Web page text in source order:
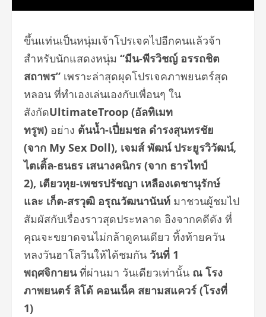
ขึ้นแท่นเป็นหนุ่มเจ้าโปรเจคไปอีกคนแล้วจ้า
สำหรับนักแสดงหนุ่ม “มีน-พีรวิชญ์ อรรถชิต
สถาพร” เพราะล่าสุดผุดโปรเจคภาพยนตร์สุด
หลอน ที่ทำเองเล่นเองกับเพื่อนๆ ใน
สังกัดUltimateTroop (อัลทิเมท
ทรูพ) อย่าง ต้นน้ำ-เปี่ยมชล ดำรงสุนทรชัย
(จาก My Sex Doll), เจมส์ พัฒน์ ประยูรวิวัฒน์,
ไตเติ้ล-ธนธร เสนางคนิกร (จาก ธารไทป์
2), เตียวหุย-เพชรปรัชญา เหลืองเดชานุรักษ์
และ เก็ต-สรวุฒิ อรุณวัฒนานันท์ มาชวนผู้ชมไป
สัมผัสกับเรื่องราวสุดประหลาด อิงจากคดีดัง ที่
คุณจะขยาดจนไม่กล้าดูคนเดียว ทิ้งท้ายควัน
หลงวันฮาโลวีนให้ได้ชมกัน วันที่ 1
พฤศจิกายนที่ผ่านมา วันเดียวเท่านั้น ณ โรง
ภาพยนตร์ ลิโด้ คอนเน็ค สยามสแควร์ (โรงที่
1)